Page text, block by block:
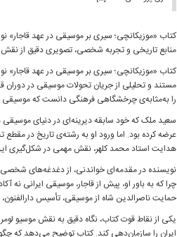
کتاب «موزیکانچی؛ سیری بر موسیقی در عهد قاجار»
منابع تاریخی و تجربه شخصی، تصویری دقیق از نقش
کتاب «موزیکانچی؛ سیری بر موسیقی در عهد
مستند و تحلیلی از جریان تحولات موسیقی در دوران
را به‌مثابه‌ی چرخشگاهی فرهنگی دانست که
سعید ملک که خود سابقه‌ دیرینه‌ای در دنیای موسیقی
عرضه کرده بود. اما ورود او به رشته‌ی تاریخ در
هدایت استاد محمد کلهر، نقش مهمی در شکل‌گیری
نویسنده در مقدمه‌ای خواندنی، از دغدغه‌های
چرا که به باور او، پیش از قاجار، موسیقی ایرانی
حمایت ناصرالدین شاه از موسیقی، تأسیس
یکی از نقاط قوت کتاب، نگاه دقیق به نقش موسیو
ایران را سازمان‌دهی کند. کتاب توضیح می‌دهد که